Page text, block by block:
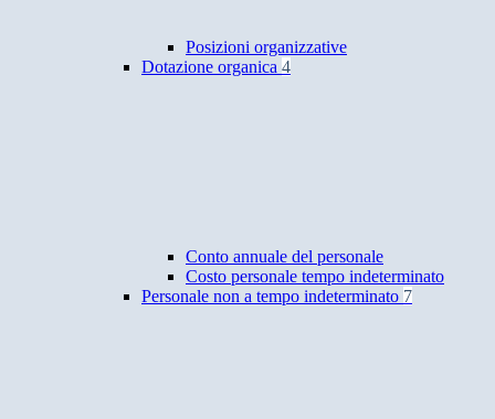
Posizioni organizzative
Dotazione organica 4
Conto annuale del personale
Costo personale tempo indeterminato
Personale non a tempo indeterminato 7